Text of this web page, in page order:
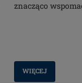
znacząco
WIĘCEJ